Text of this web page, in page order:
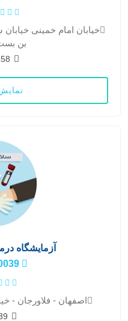
بن
آزمایشگاه
03137420039
اصفهان - فلاورجان -